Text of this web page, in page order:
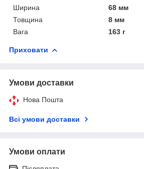
Ширина
68 мм
Товщина
8 мм
Вага
163 г
Приховати
Умови доставки
Нова Пошта
Всі умови доставки
Умови оплати